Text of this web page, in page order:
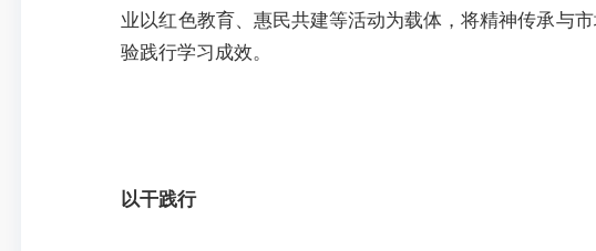
业以红色教育、惠民共建等活动为载体，将精神传承与
验践行学习成效。
以干践行